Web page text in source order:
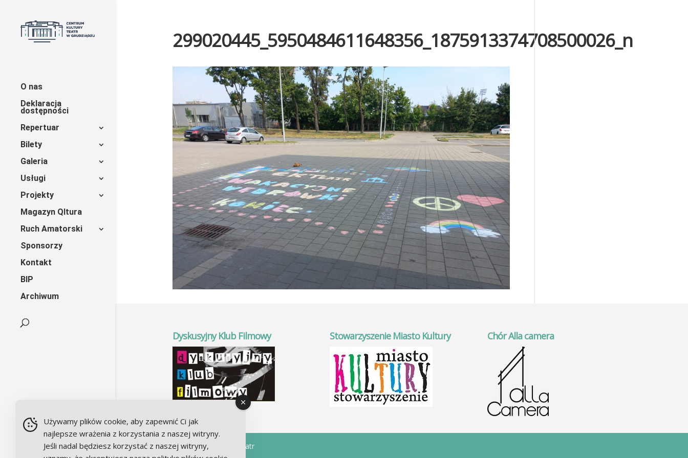
O nas
Deklaracja
dostępności
Repertuar
Bilety
Galeria
Usługi
Projekty
Magazyn Qltura
Ruch Amatorski
Sponsorzy
Kontakt
BIP
Archiwum
299020445_5950484611648356_1875913374708500026_n
Dyskusyjny Klub Filmowy Stowarzyszenie Miasto Kultury Chór Alla camera
© Centrum Kultury Teatr
Używamy plików cookie, aby zapewnić Ci jak
najlepsze wrażenia z korzystania z naszej witryny.
Jeśli nadal będziesz korzystać z naszej witryny,